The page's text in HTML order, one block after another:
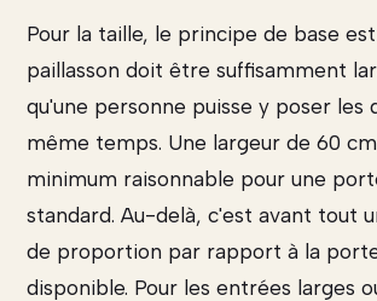
Pour la taille, le principe de base
paillasson doit être suffisamment
qu'une personne puisse y poser les
même temps. Une largeur de 60
minimum raisonnable pour une
standard. Au-delà, c'est avant tout
de proportion par rapport à la
disponible. Pour les entrées larges